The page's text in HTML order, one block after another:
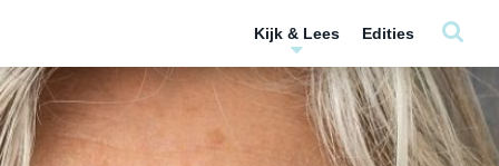
Kijk & Lees Edities